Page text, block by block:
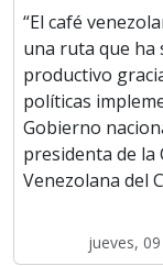
“El café
una ruta que ha
productivo
políticas
Gobierno
presidenta de la
Venezolana del
jueves,